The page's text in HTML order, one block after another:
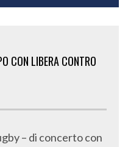
CON LIBERA CONTRO
– di concerto con